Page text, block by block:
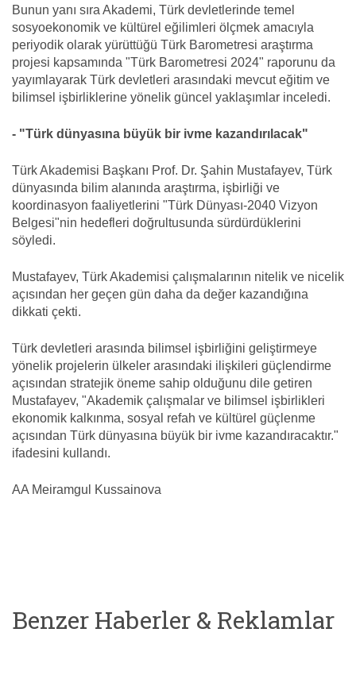
Bunun yanı sıra Akademi, Türk devletlerinde temel
sosyoekonomik ve kültürel eğilimleri ölçmek amacıyla
periyodik olarak yürüttüğü Türk Barometresi araştırma
projesi kapsamında "Türk Barometresi 2024" raporunu da
yayımlayarak Türk devletleri arasındaki mevcut eğitim ve
bilimsel işbirliklerine yönelik güncel yaklaşımlar inceledi.
- "Türk dünyasına büyük bir ivme kazandırılacak"
Türk Akademisi Başkanı Prof. Dr. Şahin Mustafayev, Türk
dünyasında bilim alanında araştırma, işbirliği ve
koordinasyon faaliyetlerini "Türk Dünyası-2040 Vizyon
Belgesi"nin hedefleri doğrultusunda sürdürdüklerini
söyledi.
Mustafayev, Türk Akademisi çalışmalarının nitelik ve nicelik
açısından her geçen gün daha da değer kazandığına
dikkati çekti.
Türk devletleri arasında bilimsel işbirliğini geliştirmeye
yönelik projelerin ülkeler arasındaki ilişkileri güçlendirme
açısından stratejik öneme sahip olduğunu dile getiren
Mustafayev, "Akademik çalışmalar ve bilimsel işbirlikleri
ekonomik kalkınma, sosyal refah ve kültürel güçlenme
açısından Türk dünyasına büyük bir ivme kazandıracaktır."
ifadesini kullandı.
AA Meiramgul Kussainova
Benzer Haberler & Reklamlar